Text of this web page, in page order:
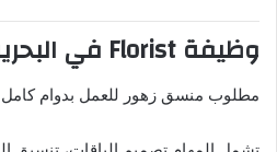
وظيفة Florist في البحرين
مطلوب منسق زهور للعمل بدوام